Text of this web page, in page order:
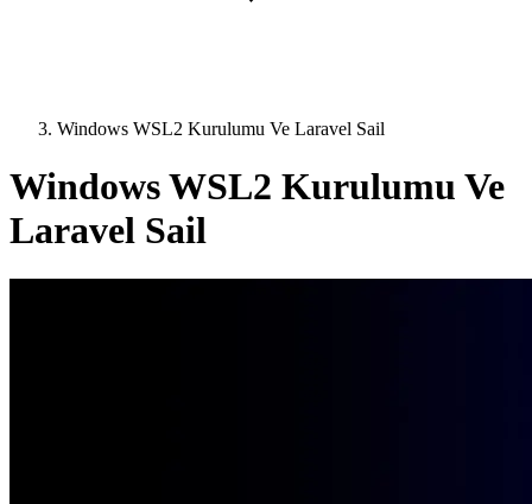
Windows WSL2 Kurulumu Ve Laravel Sail
Windows WSL2 Kurulumu Ve
Laravel Sail